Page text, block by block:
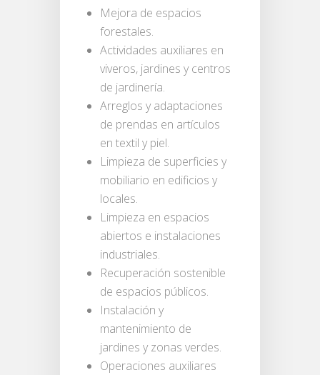
Mejora de espacios
forestales.
Actividades auxiliares en
viveros, jardines y centros
de jardinería.
Arreglos y adaptaciones
de prendas en artículos
en textil y piel.
Limpieza de superficies y
mobiliario en edificios y
locales.
Limpieza en espacios
abiertos e instalaciones
industriales.
Recuperación sostenible
de espacios públicos.
Instalación y
mantenimiento de
jardines y zonas verdes.
Operaciones auxiliares